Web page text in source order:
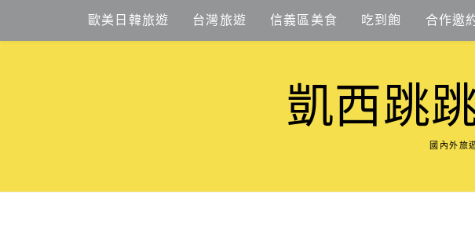
content
歐美日韓旅遊 台灣旅遊 信義區美食 吃到飽 合作邀
凱西跳
國內外旅